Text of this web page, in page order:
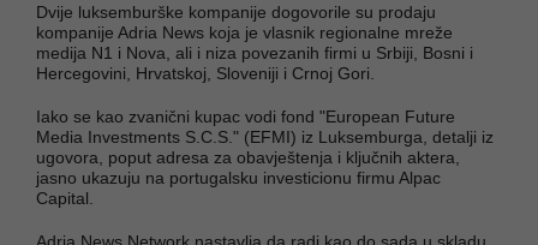
Dvije luksemburške kompanije dogovorile su prodaju
kompanije Adria News koja je vlasnik regionalne mreže
medija N1 i Nova, ali i niza povezanih firmi u Srbiji, Bosni i
Hercegovini, Hrvatskoj, Sloveniji i Crnoj Gori.
Iako se kao zvanični kupac vodi fond "European Future
Media Investments S.C.S." (EFMI) iz Luksemburga, detalji iz
ugovora, poput adresa za obavještenja i ključnih aktera,
jasno ukazuju na portugalsku investicionu firmu Alpac
Capital.